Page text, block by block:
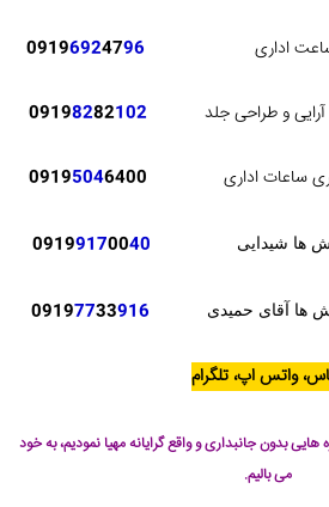
ساعت اداری 09196924796
آرایی و طراحی جلد 09198282102
ساعات اداری 09195046400
بخش ها شیدایی 09199170040
بخش ها آقای حمیدی 09197733916
واتس اپ، تلگرام
بدون جانبداری و واقع گرایانه مهیا نمودیم، به خود
می بالیم.